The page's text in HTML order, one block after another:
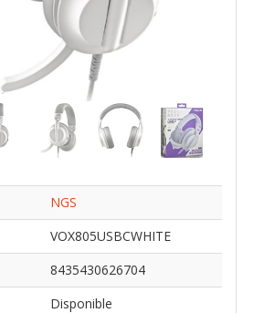
NGS
VOX805USBCWHITE
8435430626704
Disponible